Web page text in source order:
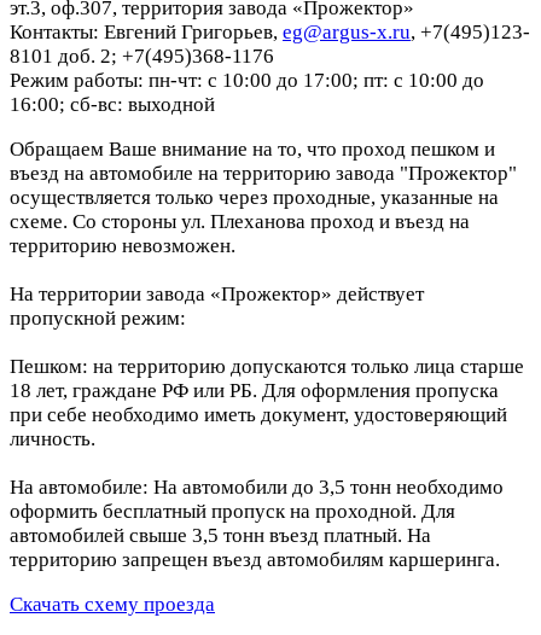
эт.3, оф.307, территория завода «Прожектор»
Контакты: Евгений Григорьев, eg@argus-x.ru, +7(495)123-
8101 доб. 2; +7(495)368-1176
Режим работы: пн-чт: с 10:00 до 17:00; пт: с 10:00 до
16:00; сб-вс: выходной
Обращаем Ваше внимание на то, что проход пешком и
въезд на автомобиле на территорию завода "Прожектор"
осуществляется только через проходные, указанные на
схеме. Со стороны ул. Плеханова проход и въезд на
территорию невозможен.
На территории завода «Прожектор» действует
пропускной режим:
Пешком: на территорию допускаются только лица старше
18 лет, граждане РФ или РБ. Для оформления пропуска
при себе необходимо иметь документ, удостоверяющий
личность.
На автомобиле: На автомобили до 3,5 тонн необходимо
оформить бесплатный пропуск на проходной. Для
автомобилей свыше 3,5 тонн въезд платный. На
территорию запрещен въезд автомобилям каршеринга.
Скачать схему проезда